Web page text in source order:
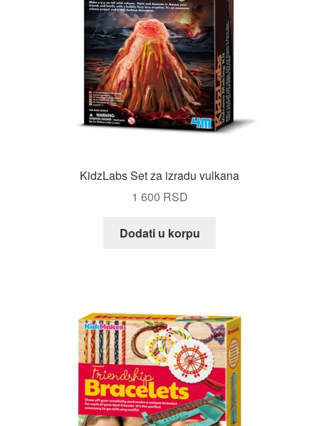
KidzLabs Set za izradu vulkana
1 600 RSD
Dodati u korpu